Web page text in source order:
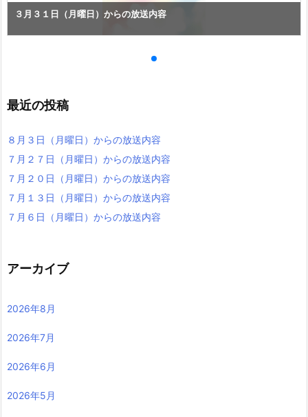
３月３１日（月曜日）からの放送内容
最近の投稿
８月３日（月曜日）からの放送内容
７月２７日（月曜日）からの放送内容
７月２０日（月曜日）からの放送内容
７月１３日（月曜日）からの放送内容
７月６日（月曜日）からの放送内容
アーカイブ
2026年8月
2026年7月
2026年6月
2026年5月